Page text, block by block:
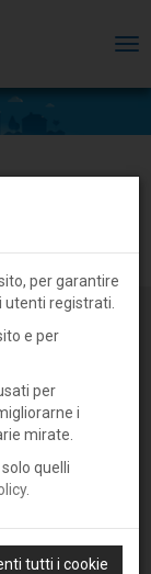
per garantire
utenti registrati.
e per
per
i
mirate.
quelli
.
tutti i cookie
Suzzara